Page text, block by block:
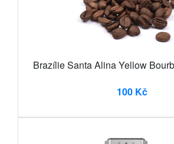
Brazílie Santa Alina Yellow
100 Kč